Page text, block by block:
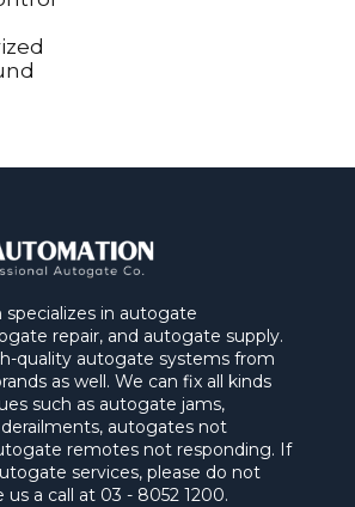
in autogate
repair, and autogate supply.
quality autogate systems from
as well. We can fix all kinds
such as autogate jams,
autogates not
remotes not responding. If
services, please do not
a call at 03 - 8052 1200.